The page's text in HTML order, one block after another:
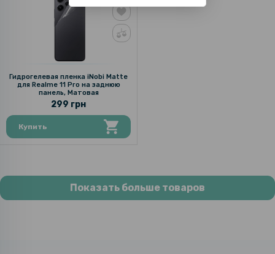
Гидрогелевая пленка iNobi Matte
для Realme 11 Pro на заднюю
панель, Матовая
299 грн
Купить
Показать больше товаров